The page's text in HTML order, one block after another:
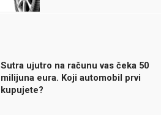
Sutra ujutro na računu vas čeka 50
milijuna eura. Koji automobil prvi
kupujete?